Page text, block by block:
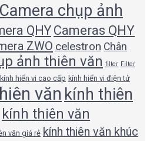
Camera chụp ảnh
QHY Cameras QHY
ZWO celestron Chân
ảnh thiên văn filter Filter
kính hiển vi cao cấp kính hiển vi điện tử
văn kính thiên
kính thiên văn
văn giá rẻ kính thiên văn khúc